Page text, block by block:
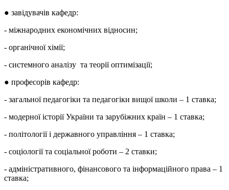
● завідувачів кафедр:
- міжнародних економічних відносин;
- органічної хімії;
- системного аналізу та теорії оптимізації;
● професорів кафедр:
- загальної педагогіки та педагогіки вищої школи – 1 ставка;
- модерної історії України та зарубіжних країн – 1 ставка;
- політології і державного управління – 1 ставка;
- соціології та соціальної роботи – 2 ставки;
- адміністративного, фінансового та інформаційного права – 1
ставка;